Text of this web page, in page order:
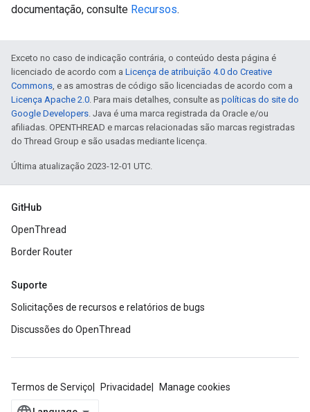
documentação, consulte Recursos.
Exceto no caso de indicação contrária, o conteúdo desta página é
licenciado de acordo com a Licença de atribuição 4.0 do Creative
Commons, e as amostras de código são licenciadas de acordo com a
Licença Apache 2.0. Para mais detalhes, consulte as políticas do site do
Google Developers. Java é uma marca registrada da Oracle e/ou
afiliadas. OPENTHREAD e marcas relacionadas são marcas registradas
do Thread Group e são usadas mediante licença.
Última atualização 2023-12-01 UTC.
GitHub
OpenThread
Border Router
Suporte
Solicitações de recursos e relatórios de bugs
Discussões do OpenThread
Termos de Serviço Privacidade Manage cookies